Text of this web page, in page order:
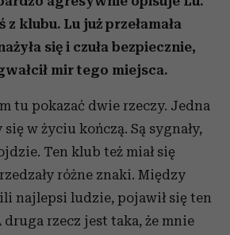
klubu. Lu już przełamała
się i czuła bezpiecznie,
mir tego miejsca.
tu pokazać dwie rzeczy. Jedna
w życiu kończą. Są sygnały,
Ten klub też miał się
różne znaki. Między
najlepsi ludzie, pojawił się ten
rzecz jest taka, że mnie